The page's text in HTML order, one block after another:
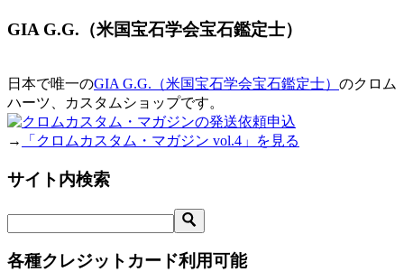
GIA G.G.（米国宝石学会宝石鑑定士）
日本で唯一のGIA G.G.（米国宝石学会宝石鑑定士） のクロム
ハーツ、カスタムショップです。
→ 「クロムカスタム・マガジン vol.4」を見る
サイト内検索
各種クレジットカード利用可能